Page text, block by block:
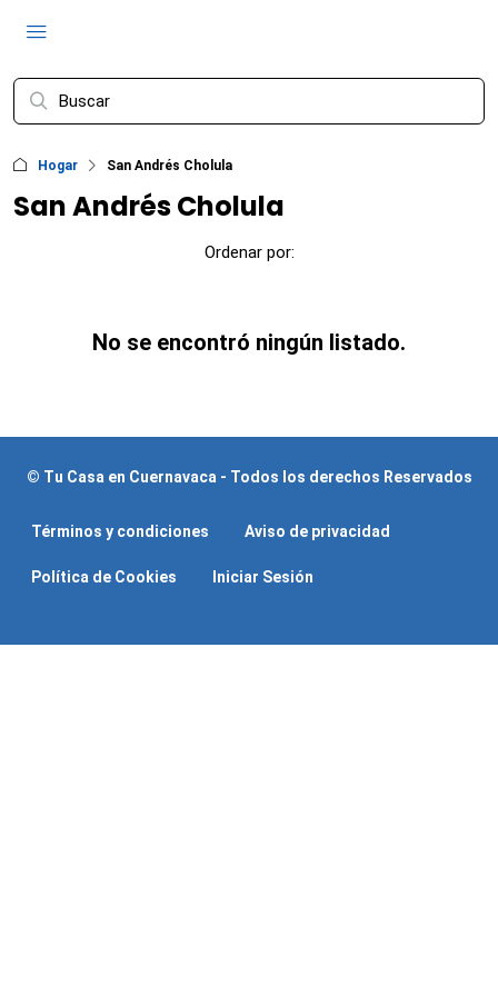
Hogar San Andrés Cholula
San Andrés Cholula
Ordenar por:
No se encontró ningún listado.
© Tu Casa en Cuernavaca - Todos los derechos Reservados
Términos y condiciones Aviso de privacidad
Política de Cookies Iniciar Sesión